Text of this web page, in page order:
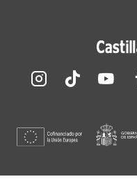
Redes sociales